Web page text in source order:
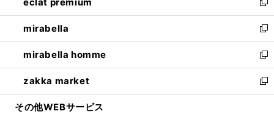
で
開
く
ド
ウ
で
開
く
ィ
ン
ド
ウ
で
開
く
い
ウ
ィ
ン
ド
ウ
で
開
新
し
い
ウ
ィ
ン
ド
ウ
mirabella
新
し
い
ウ
ィ
ン
mirabella homme
新
し
い
ウ
zakka market
新
し
その他WEBサービス